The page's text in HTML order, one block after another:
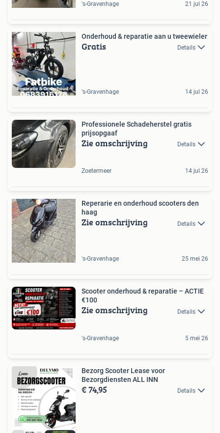
's-Gravenhage 21 jul 26
Onderhoud & reparatie aan u tweewieler
Gratis Details
's-Gravenhage 14 jul 26
Professionele Schadeherstel gratis
prijsopgaaf
Zie omschrijving Details
Zoetermeer 14 jul 26
Reperarie en onderhoud scooters den
haag
Zie omschrijving Details
's-Gravenhage 25 mei 26
Scooter onderhoud & reparatie – ACTIE
€100
Zie omschrijving Details
's-Gravenhage 5 mei 26
Bezorg Scooter Lease voor
Bezorgdiensten ALL INN
€ 74,95 Details